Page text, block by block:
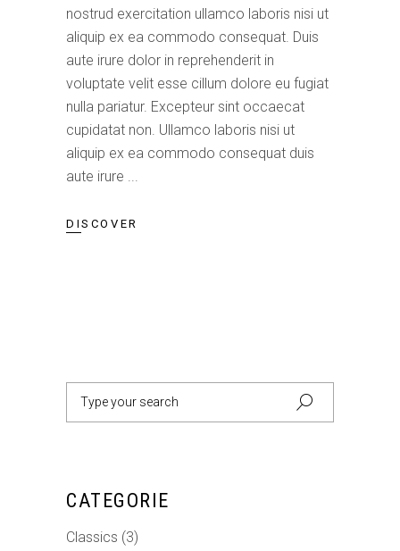
nostrud exercitation ullamco laboris nisi ut
aliquip ex ea commodo consequat. Duis
aute irure dolor in reprehenderit in
voluptate velit esse cillum dolore eu fugiat
nulla pariatur. Excepteur sint occaecat
cupidatat non. Ullamco laboris nisi ut
aliquip ex ea commodo consequat duis
aute irure
DISCOVER
Search
CATEGORIE
Classics (3)